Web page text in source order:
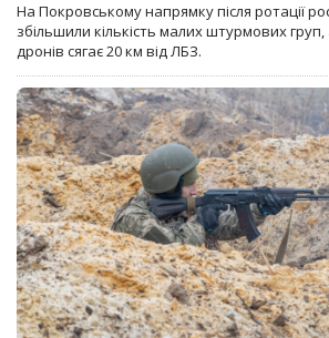
На Покровському напрямку після ротації
збільшили кількість малих штурмових
дронів сягає 20 км від ЛБЗ.